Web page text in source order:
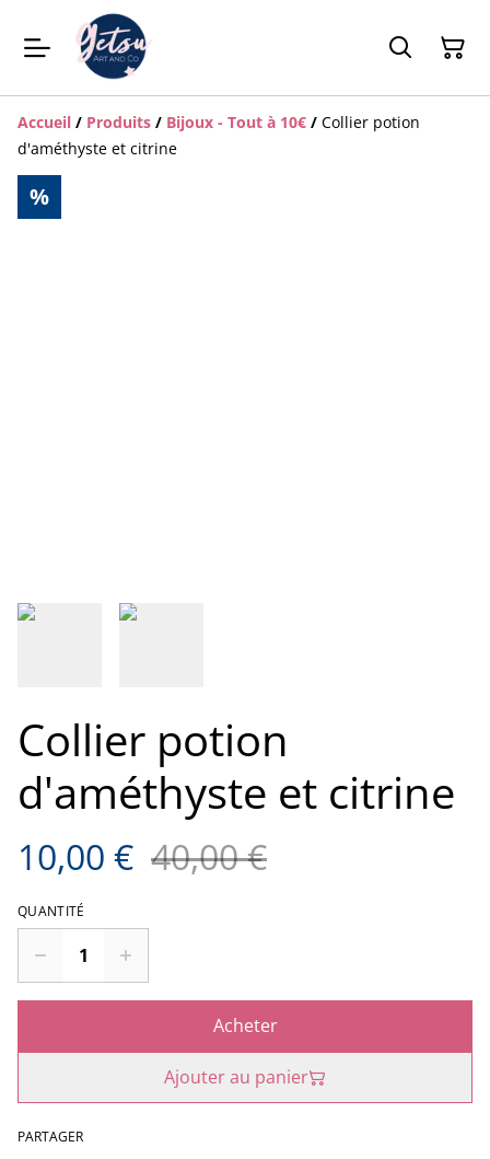
Accueil / Produits / Bijoux - Tout à 10€ / Collier potion
d'améthyste et citrine
%
Collier potion
d'améthyste et citrine
10,00 € 40,00 €
QUANTITÉ
Acheter
Ajouter au panier
PARTAGER